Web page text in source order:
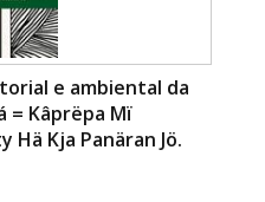
e ambiental da
= Kâprëpa Mï
Hä Kja Panäran Jö.